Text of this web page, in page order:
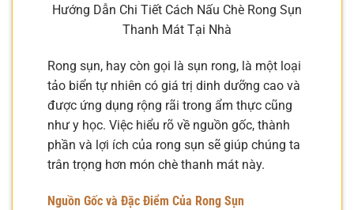
Hướng Dẫn Chi Tiết Cách Nấu Chè Rong Sụn
Thanh Mát Tại Nhà
Rong sụn, hay còn gọi là sụn rong, là một loại
tảo biển tự nhiên có giá trị dinh dưỡng cao và
được ứng dụng rộng rãi trong ẩm thực cũng
như y học. Việc hiểu rõ về nguồn gốc, thành
phần và lợi ích của rong sụn sẽ giúp chúng ta
trân trọng hơn món chè thanh mát này.
Nguồn Gốc và Đặc Điểm Của Rong Sụn